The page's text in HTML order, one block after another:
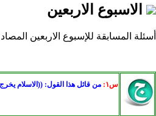
الاسبوع الاربعين
أسئلة المسابقة للإسبوع الاربعين المصادف ٧ رجب ١٤٣٠هـ - ٣٠/٦/
س١: من قائل هذا القول: ((الاسلام يخرج